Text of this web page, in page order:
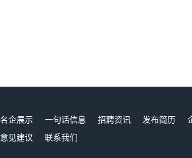
名企展示 一句话信息 招聘资讯 发布简历
意见建议 联系我们